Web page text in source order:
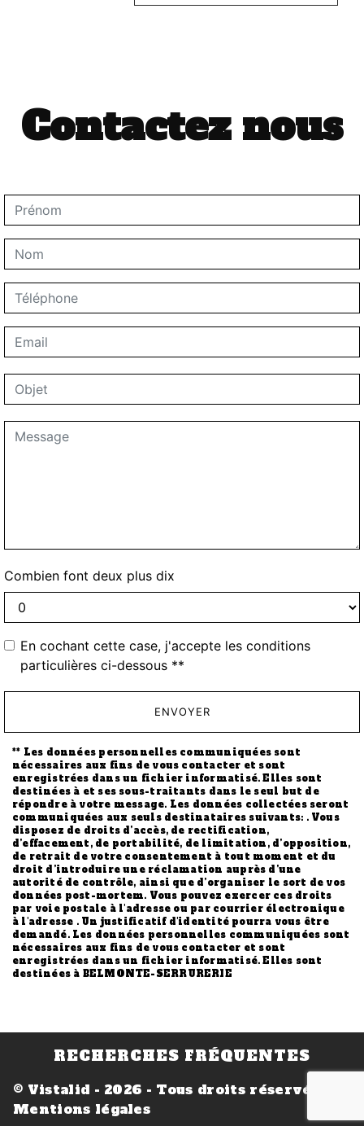
Contactez nous
Combien font deux plus dix
En cochant cette case, j'accepte les conditions
particulières ci-dessous **
ENVOYER
** Les données personnelles communiquées sont
nécessaires aux fins de vous contacter et sont
enregistrées dans un fichier informatisé. Elles sont
destinées à et ses sous-traitants dans le seul but de
répondre à votre message. Les données collectées seront
communiquées aux seuls destinataires suivants: . Vous
disposez de droits d’accès, de rectification,
d’effacement, de portabilité, de limitation, d’opposition,
de retrait de votre consentement à tout moment et du
droit d’introduire une réclamation auprès d’une
autorité de contrôle, ainsi que d’organiser le sort de vos
données post-mortem. Vous pouvez exercer ces droits
par voie postale à l'adresse ou par courrier électronique
à l'adresse . Un justificatif d'identité pourra vous être
demandé. Les données personnelles communiquées sont
nécessaires aux fins de vous contacter et sont
enregistrées dans un fichier informatisé. Elles sont
destinées à BELMONTE-SERRURERIE
RECHERCHES FRÉQUENTES
© Vistalid - 2026 - Tous droits réservés -
Mentions légales